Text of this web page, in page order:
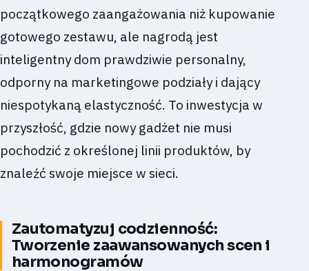
początkowego zaangażowania niż kupowanie
gotowego zestawu, ale nagrodą jest
inteligentny dom prawdziwie personalny,
odporny na marketingowe podziały i dający
niespotykaną elastyczność. To inwestycja w
przyszłość, gdzie nowy gadżet nie musi
pochodzić z określonej linii produktów, by
znaleźć swoje miejsce w sieci.
Zautomatyzuj codzienność:
Tworzenie zaawansowanych scen i
harmonogramów